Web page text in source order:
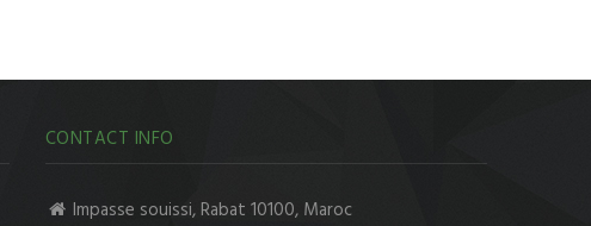
CONTACT INFO
Impasse souissi, Rabat 10100, Maroc